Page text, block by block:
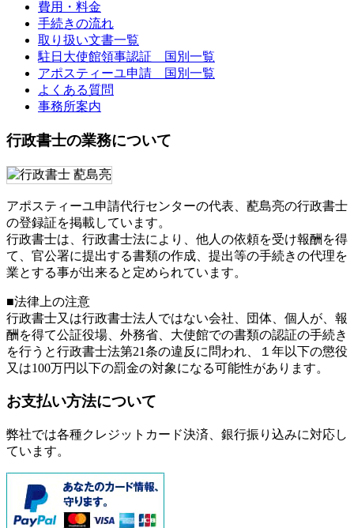
費用・料金
手続きの流れ
取り扱い文書一覧
駐日大使館領事認証 国別一覧
アポスティーユ申請 国別一覧
よくある質問
事務所案内
行政書士の業務について
アポスティーユ申請代行センターの代表、蓜島亮の行政書士
の登録証を掲載しています。
行政書士は、行政書士法により、他人の依頼を受け報酬を得
て、官公署に提出する書類の作成、提出等の手続きの代理を
業とする事が出来ると定められています。
■法律上の注意
行政書士又は行政書士法人ではない会社、団体、個人が、報
酬を得て公証役場、外務省、大使館での書類の認証の手続き
を行うと行政書士法第21条の違反に問われ、
１年以下の懲役
又は100万円以下の罰金の対象になる可能性があります。
お支払い方法について
弊社では各種クレジットカード決済、銀行振り込みに対応し
ています。